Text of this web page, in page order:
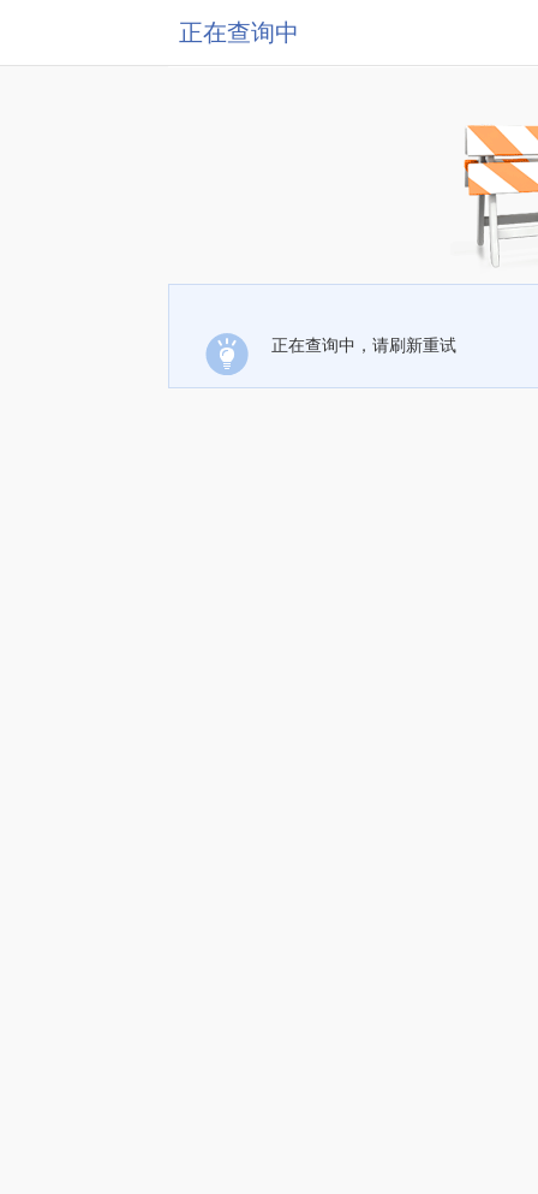
正在查询中
正在查询中，请刷新重试